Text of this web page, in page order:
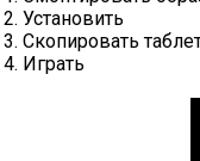
2. Установить
3. Скопировать
4. Играть